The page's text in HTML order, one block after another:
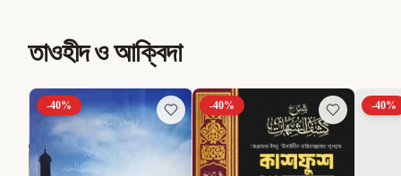
তাওহীদ ও আক্বিদা
-40% -40% -40%